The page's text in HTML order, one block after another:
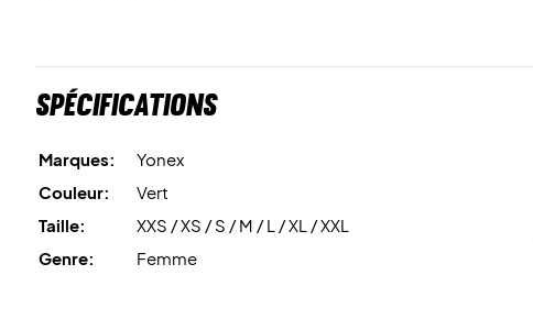
Spécifications
Marques:
Yonex
Couleur:
Vert
Taille:
XXS / XS / S / M / L / XL / XXL
Genre:
Femme